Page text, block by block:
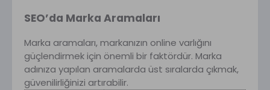
SEO’da Marka Aramaları
Marka aramaları, markanızın online varlığını
güçlendirmek için önemli bir faktördür. Marka
adınıza yapılan aramalarda üst sıralarda çıkmak,
güvenilirliğinizi artırabilir.